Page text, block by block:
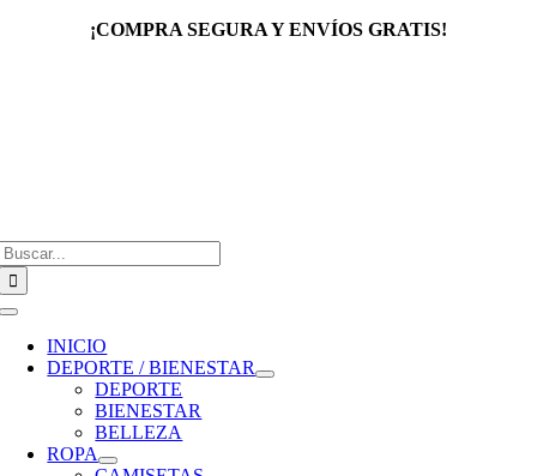
¡COMPRA SEGURA Y ENVÍOS GRATIS!
Toggle
Navigation
INICIO
DEPORTE / BIENESTAR
DEPORTE
BIENESTAR
BELLEZA
ROPA